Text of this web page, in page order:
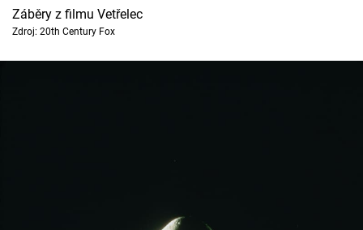
Záběry z filmu Vetřelec
Zdroj: 20th Century Fox